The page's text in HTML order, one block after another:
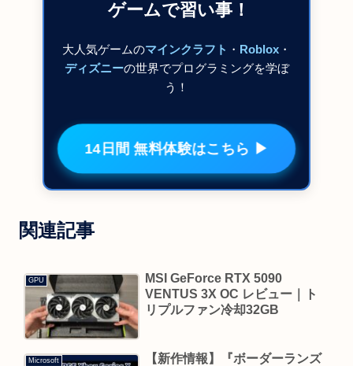
ゲームで習い事！
大人気ゲームのマインクラフト ・ Roblox ・
ディズニーの世界でプログラミングを学ぼ
う！
14日間 無料体験はこちら ▶
関連記事
GPU
MSI GeForce RTX 5090
VENTUS 3X OC レビュー｜ト
リプルファン冷却32GB
Microsoft
【新作情報】『ボーダーランズ